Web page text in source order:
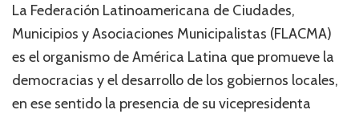
La Federación Latinoamericana de Ciudades,
Municipios y Asociaciones Municipalistas (FLACMA)
es el organismo de América Latina que promueve la
democracias y el desarrollo de los gobiernos locales,
en ese sentido la presencia de su vicepresidenta